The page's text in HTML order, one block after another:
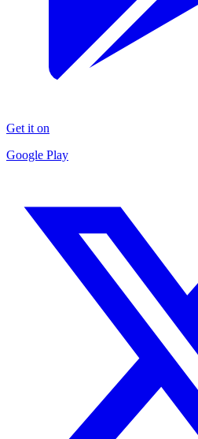
Get it on
Google Play